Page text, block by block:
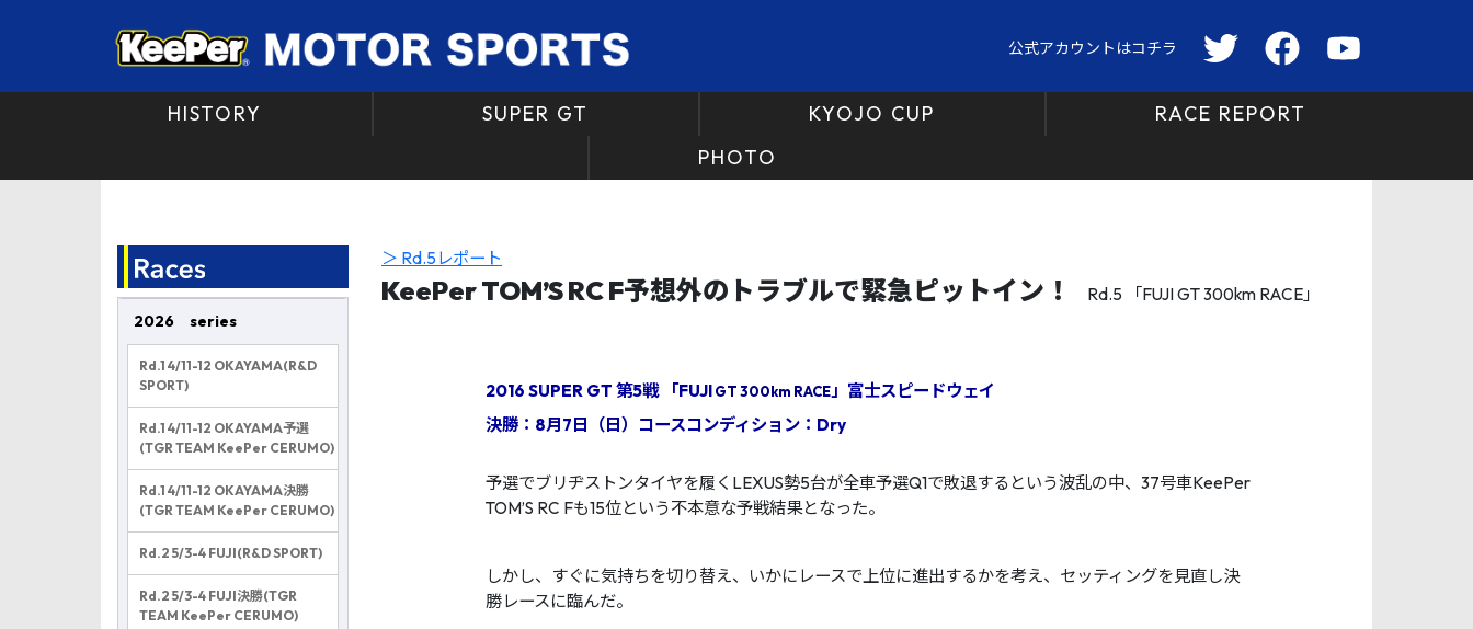
公式アカウントはコチラ
HISTORY SUPER GT KYOJO CUP
RACE REPORT
PHOTO
2026 series
Rd.1 4/11-12 OKAYAMA(R&D
SPORT)
Rd.1 4/11-12 OKAYAMA予選
(TGR TEAM KeePer CERUMO)
Rd.1 4/11-12 OKAYAMA決勝
(TGR TEAM KeePer CERUMO)
Rd.2 5/3-4 FUJI(R&D SPORT)
Rd.2 5/3-4 FUJI決勝(TGR
TEAM KeePer CERUMO)
＞ Rd.5レポート
KeePer TOM’S RC F予想外のトラブルで緊急ピットイン！ Rd.5 「FUJI GT 300km RACE」
2016 SUPER GT 第5戦 「FUJI GT 300km RACE」富士スピードウェイ
決勝：8月7日（日）コースコンディション：Dry
予選でブリヂストンタイヤを履くLEXUS勢5台が全車予選Q1で敗退するという波乱の中、37号車KeePer
TOM’S RC Fも15位という不本意な予戦結果となった。
しかし、すぐに気持ちを切り替え、いかにレースで上位に進出するかを考え、セッティングを見直し決
勝レースに臨んだ。